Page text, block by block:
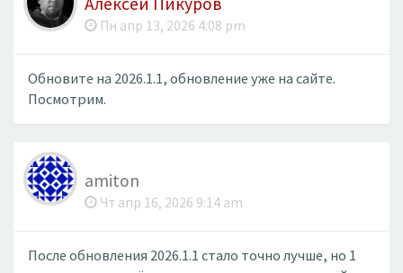
Пн апр 13, 2026 4:08 pm
Обновите на 2026.1.1, обновление уже на сайте.
Посмотрим.
amiton
Чт апр 16, 2026 9:14 am
После обновления 2026.1.1 стало точно лучше, но 1